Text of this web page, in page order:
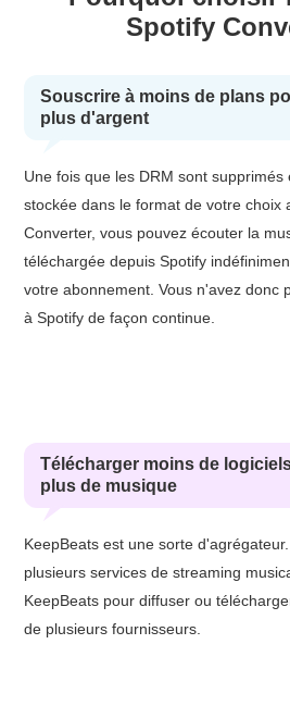
Spotify
Souscrire à moins de plans
plus d'argent
Une fois que les DRM sont
stockée dans le format de votre choix
Converter, vous pouvez écouter la
téléchargée depuis Spotify
votre abonnement. Vous n'avez donc
à Spotify de façon continue.
Télécharger moins de
plus de musique
KeepBeats est une sorte
plusieurs services de streaming
KeepBeats pour diffuser ou
de plusieurs fournisseurs.